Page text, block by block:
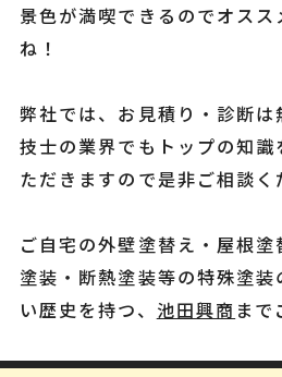
景色が満喫できるのでオス
ね！
弊社では、お見積り・診断
技士の業界でもトップの知
ただきますので是非ご相談
ご自宅の外壁塗替え・屋根
塗装・断熱塗装等の特殊塗
い歴史を持つ、 池田興商 まで